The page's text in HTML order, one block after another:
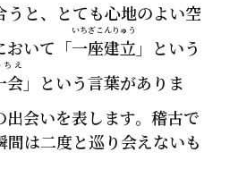
と、とても心地のよい空
おいて「一座建立
いちざこんりゅう
」という
会
え
」という言葉がありま
出会いを表します。稽古で
は二度と巡り会えないも